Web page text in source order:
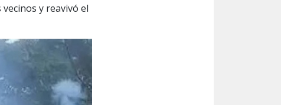
y reavivó el